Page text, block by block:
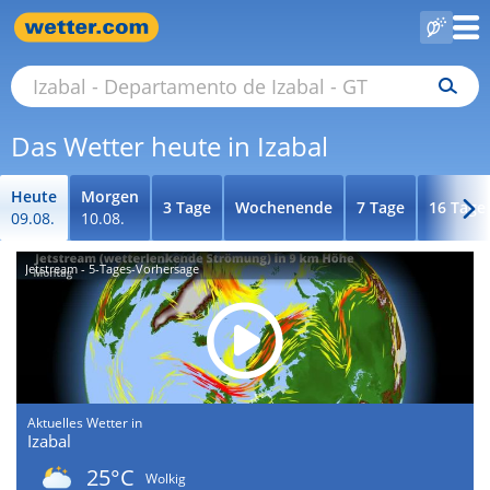
Das Wetter heute in Izabal
Heute
09.08.
Morgen
10.08.
3 Tage Wochenende 7 Tage 16 Tage
Jetstream - 5-Tages-Vorhersage
Aktuelles Wetter in
Izabal
25°C
Wolkig